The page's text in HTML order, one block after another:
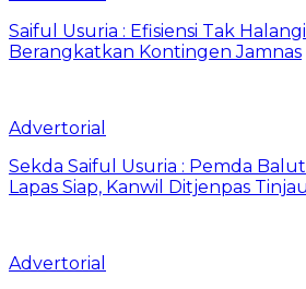
Saiful Usuria : Efisiensi Tak
Berangkatkan Kontingen Jamnas
Advertorial
Sekda Saiful Usuria : Pemda
Lapas Siap, Kanwil Ditjenpas
Advertorial